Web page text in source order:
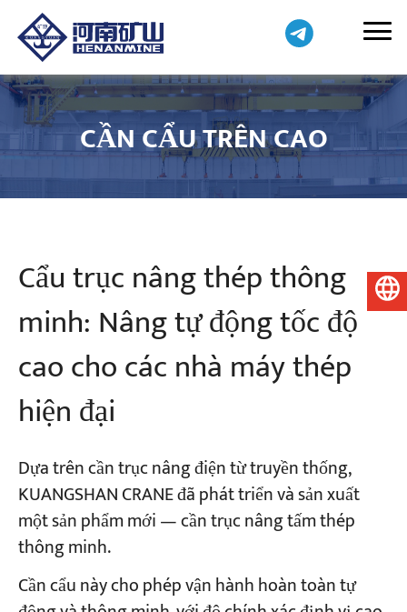
CẦN CẨU TRÊN CAO
Cẩu trục nâng thép thông
minh: Nâng tự động tốc độ
cao cho các nhà máy thép
hiện đại
Dựa trên cần trục nâng điện từ truyền thống,
KUANGSHAN CRANE đã phát triển và sản xuất
một sản phẩm mới — cần trục nâng tấm thép
thông minh.
Cần cẩu này cho phép vận hành hoàn toàn tự
Tiếng Việt